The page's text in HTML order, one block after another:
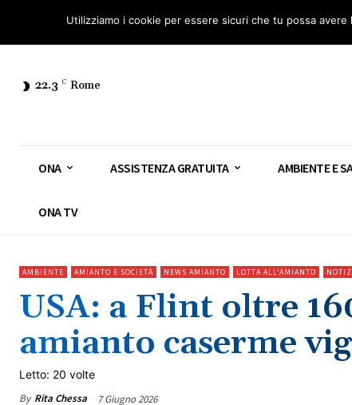
Osservatorio Nazionale Amianto: aderisci Diventa Guardia Nazionale
22.3 C Rome
ONA ASSISTENZA GRATUITA AMBIENTE E
ONA TV
AMBIENTE AMIANTO E SOCIETÀ NEWS AMIANTO LOTTA ALL'AMIANTO
USA: a Flint oltre
amianto caserme
Letto: 20 volte
By Rita Chessa 7 Giugno 2026
Utilizziamo i cookie per essere sicuri che tu possa